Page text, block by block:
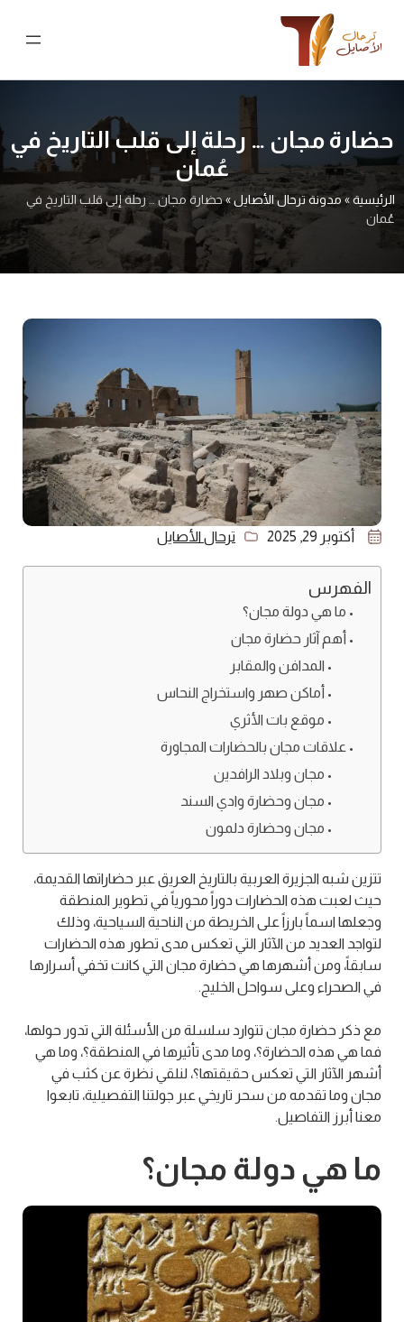
المحتوى
حضارة مجان … رحلة إلى قلب التاريخ في
عُمان
الرئيسية»مدونة ترحال الأصايل»حضارة مجان … رحلة إلى قلب التاريخ في
عُمان
أكتوبر 29, 2025 ترحال الأصايل
الفهرس
ما هي دولة مجان؟
أهم آثار حضارة مجان
المدافن والمقابر
أماكن صهر واستخراج النحاس
موقع بات الأثري
علاقات مجان بالحضارات المجاورة
مجان وبلاد الرافدين
مجان وحضارة وادي السند
مجان وحضارة دلمون
تتزين شبه الجزيرة العربية بالتاريخ العريق عبر حضاراتها القديمة،
حيث لعبت هذه الحضارات دوراً محورياً في تطوير المنطقة
وجعلها اسماً بارزاً على الخريطة من الناحية السياحية، وذلك
لتواجد العديد من الآثار التي تعكس مدى تطور هذه الحضارات
سابقاً، ومن أشهرها هي حضارة مجان التي كانت تخفي أسرارها
في الصحراء وعلى سواحل الخليج.
مع ذكر حضارة مجان تتوارد سلسلة من الأسئلة التي تدور حولها،
فما هي هذه الحضارة؟، وما مدى تأثيرها في المنطقة؟، وما هي
أشهر الآثار التي تعكس حقيقتها؟، لنلقي نظرة عن كثب في
مجان وما تقدمه من سحر تاريخي عبر جولتنا التفصيلية، تابعوا
معنا أبرز التفاصيل.
ما هي دولة مجان؟